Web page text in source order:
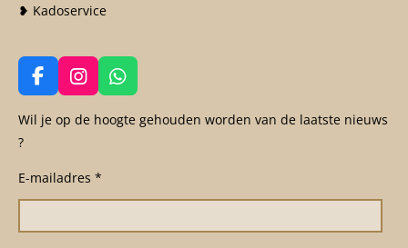
❥ Kadoservice
F
a
c
o
o
I
n
s
g
r
m
W
h
a
p
Wil je op de hoogte gehouden worden van de laatste nieuws
?
E-mailadres *